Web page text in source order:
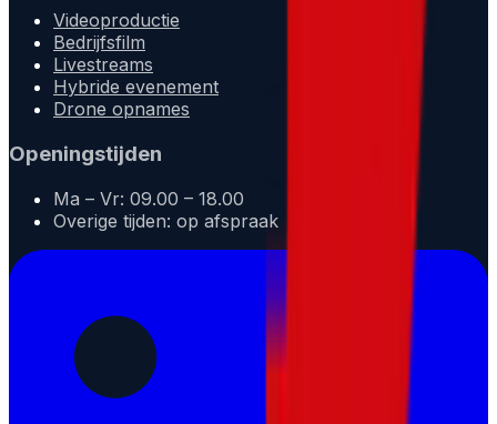
Videoproductie
Bedrijfsfilm
Livestreams
Hybride evenement
Drone opnames
Openingstijden
Ma – Vr: 09.00 – 18.00
Overige tijden: op afspraak